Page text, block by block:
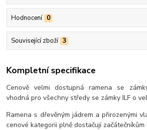
Hodnocení 0
Související zboží 3
Kompletní specifikace
Cenově velmi dostupná ramena se
vhodná pro všechny středy se zámky ILF o
Ramena s dřevěným jádrem a přirozenými
cenové kategorii plně dostačují začátečníkům